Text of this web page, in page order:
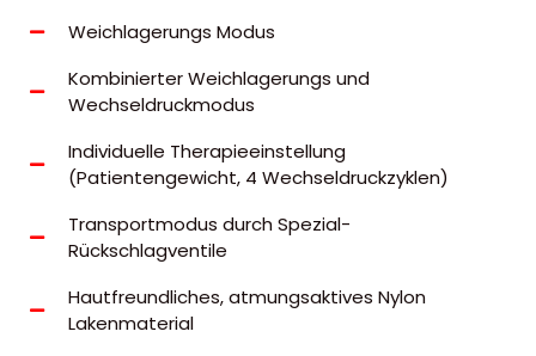
Weichlagerungs Modus
Kombinierter Weichlagerungs und
Wechseldruckmodus
Individuelle Therapieeinstellung
(Patientengewicht, 4 Wechseldruckzyklen)
Transportmodus durch Spezial-
Rückschlagventile
Hautfreundliches, atmungsaktives Nylon
Lakenmaterial